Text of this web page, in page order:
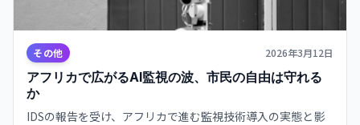
その他 2026年3月12日
アフリカで広がるAI監視の波、市民の自由は守れる
か
IDSの報告を受け、アフリカで進む監視技術導入の実態と影